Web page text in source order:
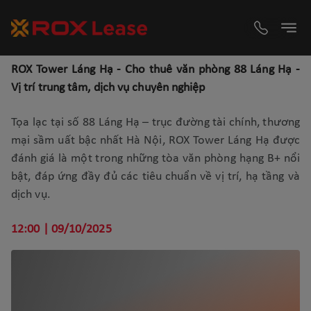
ROX Tower Láng Hạ - Cho thuê văn phòng 88 Láng Hạ -
Vị trí trung tâm, dịch vụ chuyên nghiệp
Tọa lạc tại số 88 Láng Hạ – trục đường tài chính, thương
mại sầm uất bậc nhất Hà Nội, ROX Tower Láng Hạ được
đánh giá là một trong những tòa văn phòng hạng B+ nổi
bật, đáp ứng đầy đủ các tiêu chuẩn về vị trí, hạ tầng và
dịch vụ.
12:00 | 09/10/2025